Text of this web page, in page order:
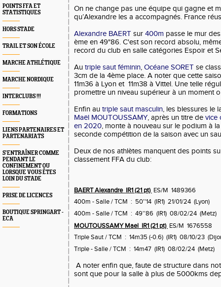
POINTS FFA ET
STATISTIQUES
HORS STADE
TRAIL ET SON ÉCOLE
MARCHE ATHLÉTIQUE
MARCHE NORDIQUE
INTERCLUBS !!!
FORMATIONS
LIENS PARTENAIRES ET
PARTENARIATS
S’ENTRAÎNER COMME
PENDANT LE
CONFINEMENT OU
LORSQUE VOUS ÊTES
LOIN DU STADE
PRISE DE LICENCES
BOUTIQUE SPRINGART -
ECA
On ne change pas une équipe qui gagne et
qu’Alexandre les a accompagnés. France
Alexandre BAERT sur 400m passe le mur
ème en 49"86. C'est son record absolu,
record du club en salle catégories Espoir et
Au triple saut féminin, Océane SORET se
3cm de la 4ème place. A noter que cette
11m36 à Lyon et 11m38 à Vittel. Une telle
promettre un niveau supérieur à un moment
Enfin au triple saut masculin, les blessures le
Maël MOUTOUSSAMY, après un titre de vice
en 2020, monte à nouveau sur le podium à
seconde compétition de la saison avec un
Deux de nos athlètes manquent des points
classement FFA du club:
BAERT Alexandre IR1 (21 pt) ES/M 1489366
400m - Salle / TCM : 50''14 (IR1) 21/01/24 (Lyon)
400m - Salle / TCM : 49''86 (IR1) 08/02/24 (Metz)
MOUTOUSSAMY Mael IR1 (21 pt) ES/M 1676558
Triple Saut / TCM : 14m35 (-0.6) (IR1) 08/10/23
Triple - Salle / TCM : 14m47 (IR1) 08/02/24 (Metz)
A noter enfin que, faute de structure dans
sont que pour la salle à plus de 5000kms